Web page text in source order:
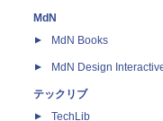
MdN
MdN Books
MdN Design
テックリブ
TechLib